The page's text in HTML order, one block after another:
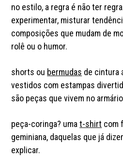
no estilo, a regra é não ter
experimentar, misturar
composições que mudam de
rolê ou o humor.
shorts ou bermudas de cintura
vestidos com estampas
são peças que vivem no
peça-coringa? umat-shirt com
geminiana, daquelas que já
explicar.